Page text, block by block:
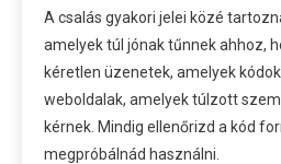
A csalás gyakori jelei közé
amelyek túl jónak tűnnek ahhoz,
kéretlen üzenetek, amelyek
weboldalak, amelyek túlzott
kérnek. Mindig ellenőrizd a kód
megpróbálnád használni.